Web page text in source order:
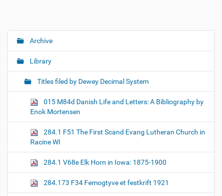
N
g
n
Archive
Library
Titles filed by Dewey Decimal System
015 M84d Danish Life and Letters: A Bibliography by
Enok Mortensen
284.1 F51 The First Scand Evang Lutheran Church in
Racine WI
284.1 V68e Elk Horn in Iowa: 1875-1900
284.173 F34 Femogtyve et festkrift 1921